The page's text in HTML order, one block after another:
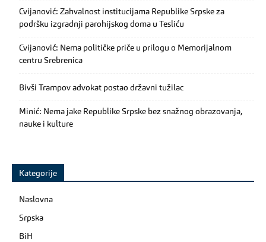
Cvijanović: Zahvalnost institucijama Republike Srpske za
podršku izgradnji parohijskog doma u Tesliću
Cvijanović: Nema političke priče u prilogu o Memorijalnom
centru Srebrenica
Bivši Trampov advokat postao državni tužilac
Minić: Nema jake Republike Srpske bez snažnog obrazovanja,
nauke i kulture
Kategorije
Naslovna
Srpska
BiH